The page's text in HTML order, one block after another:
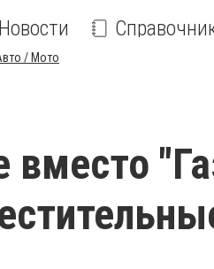
Новости
/ Мото
вместо